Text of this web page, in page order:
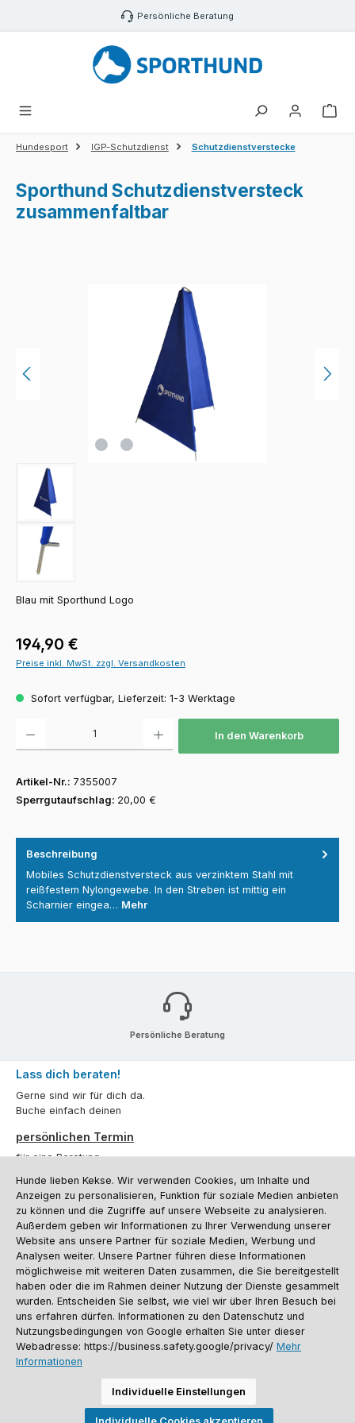
Zum Hauptinhalt springen Persönliche Beratung
Hundesport IGP-Schutzdienst Schutzdienstverstecke
Sporthund Schutzdienstversteck
zusammenfaltbar
Blau mit Sporthund Logo
Regulärer Preis:
194,90 €
Preise inkl. MwSt. zzgl. Versandkosten
Sofort verfügbar, Lieferzeit: 1-3 Werktage
In den Warenkorb
Artikel-Nr.: 7355007
Sperrgutaufschlag: 20,00 €
Beschreibung
Mobiles Schutzdienstversteck aus verzinktem Stahl mit
reißfestem Nylongewebe. In den Streben ist mittig ein
Scharnier eingea… Mehr
Persönliche Beratung
Lass dich beraten!
Gerne sind wir für dich da.
Buche einfach deinen
persönlichen Termin
für eine Beratung.
Oder über unserKontaktformular.
Vertrag widerrufen
Kundenservice
Informationen
Social Media und Kontakt
Versandinformationen
Batterieentsorgung
Warenrücksendung Sporthund Katalog
Alle Preise inkl. gesetzl. Mehrwertsteuer zzgl.Versandkosten
anders angegeben. Preise vor dem Login werden in Euro (DE) angezeigt.
Hunde lieben Kekse. Wir verwenden Cookies, um Inhalte und
Anzeigen zu personalisieren, Funktion für soziale Medien anbieten
zu können und die Zugriffe auf unsere Webseite zu analysieren.
Außerdem geben wir Informationen zu Ihrer Verwendung unserer
Website ans unsere Partner für soziale Medien, Werbung und
Analysen weiter. Unsere Partner führen diese Informationen
möglichweise mit weiteren Daten zusammen, die Sie bereitgestellt
haben oder die im Rahmen deiner Nutzung der Dienste gesammelt
wurden. Entscheiden Sie selbst, wie viel wir über Ihren Besuch bei
uns erfahren dürfen. Informationen zu den Datenschutz und
Nutzungsbedingungen von Google erhalten Sie unter dieser
Webadresse: https://business.safety.google/privacy/ Mehr
Informationen
Individuelle Einstellungen